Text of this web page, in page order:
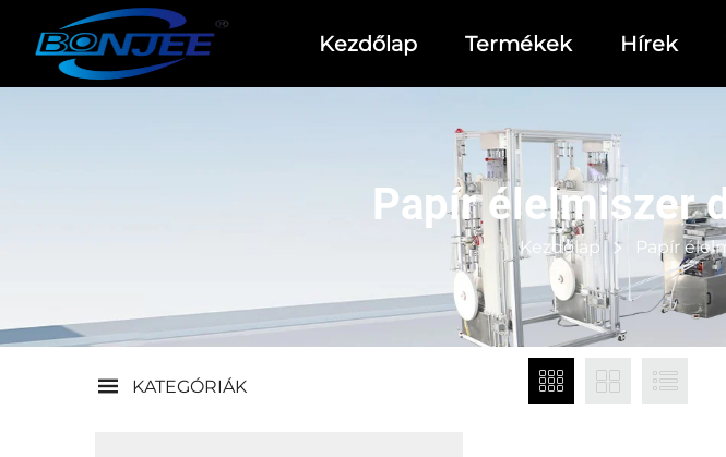
Kezdőlap Termékek Hírek
Papír élelmiszer
Kezdőlap Papír
KATEGÓRIÁK